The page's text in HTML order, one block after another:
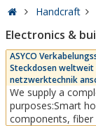
Handcraft
Electronics &
ASYCO
Steckdosen
netzwerktechnik
We supply a
purposes:Smart home, door stations,
components, fiber optic technology, cabinet